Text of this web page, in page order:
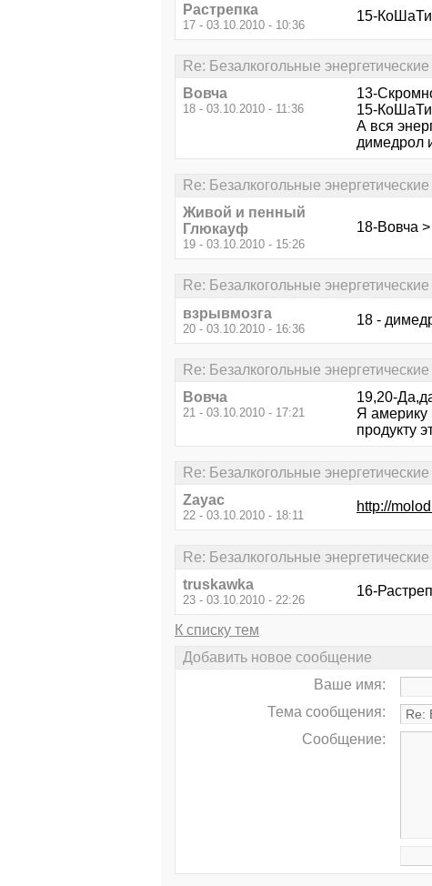
Растрепка
17 - 03.10.2010 - 10:36
15-
Re: Безалкогольные
Вовча
18 - 03.10.2010 - 11:36
13-
15-
А вся
димедрол
Re: Безалкогольные
Живой и пенный
Глюкауф
19 - 03.10.2010 - 15:26
18-Вовча
Re: Безалкогольные
взрывмозга
20 - 03.10.2010 - 16:36
18 -
Re: Безалкогольные
Вовча
21 - 03.10.2010 - 17:21
19,20-
Я америку
продукту
Re: Безалкогольные
Zayac
22 - 03.10.2010 - 18:11
http://
Re: Безалкогольные
truskawka
23 - 03.10.2010 - 22:26
16-
К списку тем
Добавить новое сообщение
Ваше имя:
Тема сообщения:
Сообщение: